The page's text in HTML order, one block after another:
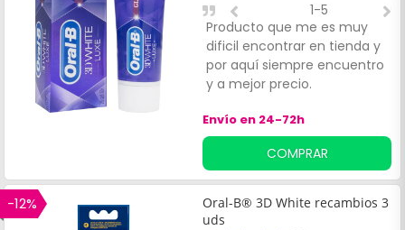
Producto que me es muy
dificil encontrar en tienda y
por aquí siempre encuentro
y a mejor precio.
1-5
Envío en 24-72h
COMPRAR
-12%
Oral-B® 3D White recambios 3
uds